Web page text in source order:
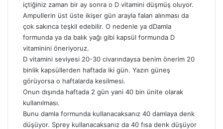
içtiğiniz zaman bir ay sonra o D vitamini düşmüş oluyor.
Ampullerin üst üste ikişer gün arayla falan alınması da
çok sakınca teşkil edebilir. O nedenle ya dDamla
formunda ya da balık yağı gibi kapsül formunda D
vitaminini öneriyoruz.
D vitamini seviyesi 20-30 civarındaysa benim önerim 20
binlik kapsüllerden haftada iki gün. Yazın güneş
görüyorsa o haftalarda kesilmesi.
Onun dışında haftada 2 gün yani 40 bin ünite olarak
kullanılması.
Bunu damla formunda kullanacaksanız 40 damlaya denk
düşüyor. Sprey kullanacaksanız da 40 fısa denk düşüyor